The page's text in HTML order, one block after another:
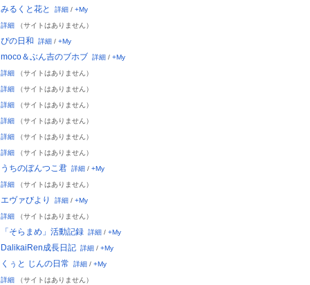
みるくと花と 詳細/ +My
詳細（サイトはありません）
ぴの日和 詳細/ +My
moco＆ぶん吉のブホブ 詳細/ +My
詳細（サイトはありません）
詳細（サイトはありません）
詳細（サイトはありません）
詳細（サイトはありません）
詳細（サイトはありません）
詳細（サイトはありません）
うちのぼんつこ君 詳細/ +My
詳細（サイトはありません）
エヴァびより 詳細/ +My
詳細（サイトはありません）
「そらまめ」活動記録 詳細/ +My
DalikaiRen成長日記 詳細/ +My
くぅと じんの日常 詳細/ +My
詳細（サイトはありません）